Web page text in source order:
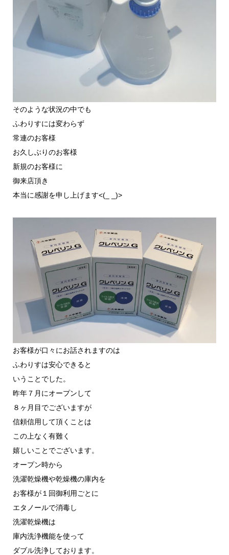
そのような状況の中でも
ふわりすには変わらず
常連のお客様
お久しぶりのお客様
新規のお客様に
御来店頂き
本当に感謝を申し上げます<(_ _)>
お客様が口々にお話されますのは
ふわりすは安心できると
いうことでした。
昨年７月にオープンして
８ヶ月目でございますが
信頼信用して頂くことは
この上なく有難く
嬉しいことでございます。
オープン時から
洗濯乾燥機や乾燥機の庫内を
お客様が１回御利用ごとに
エタノールで消毒し
洗濯乾燥機は
庫内洗浄機能を使って
ダブル洗浄しております。